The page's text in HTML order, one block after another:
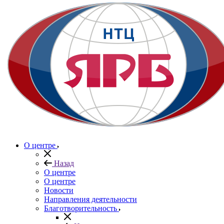
О центре
Назад
О центре
О центре
Новости
Направления деятельности
Благотворительность